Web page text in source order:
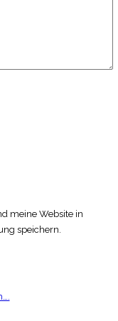
meine Website in
speichern.